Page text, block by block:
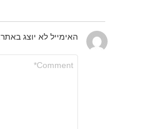
האימייל לא יוצג באתר.
שלך